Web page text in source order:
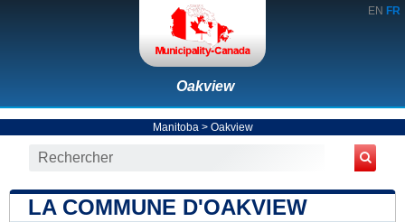
EN FR
Oakview
Manitoba > Oakview
LA COMMUNE D'OAKVIEW